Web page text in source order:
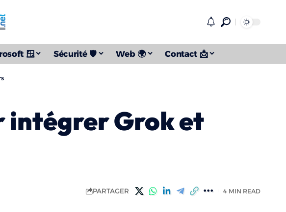
🪟 Sécurité 🛡️ Web 🌍 Contact 📩
intégrer Grok et
PARTAGER 4 MIN READ